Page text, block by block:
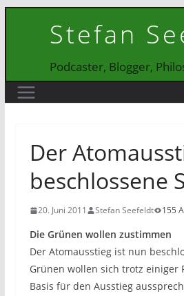
Stefan
Podcaster, Blogger,
Der
beschlossene
20. Juni 2011 Stefan Seefeldt 155
Die Grünen wollen zustimmen
Der Atomausstieg ist nun
Grünen wollen sich trotz einiger
Basis für den Ausstieg